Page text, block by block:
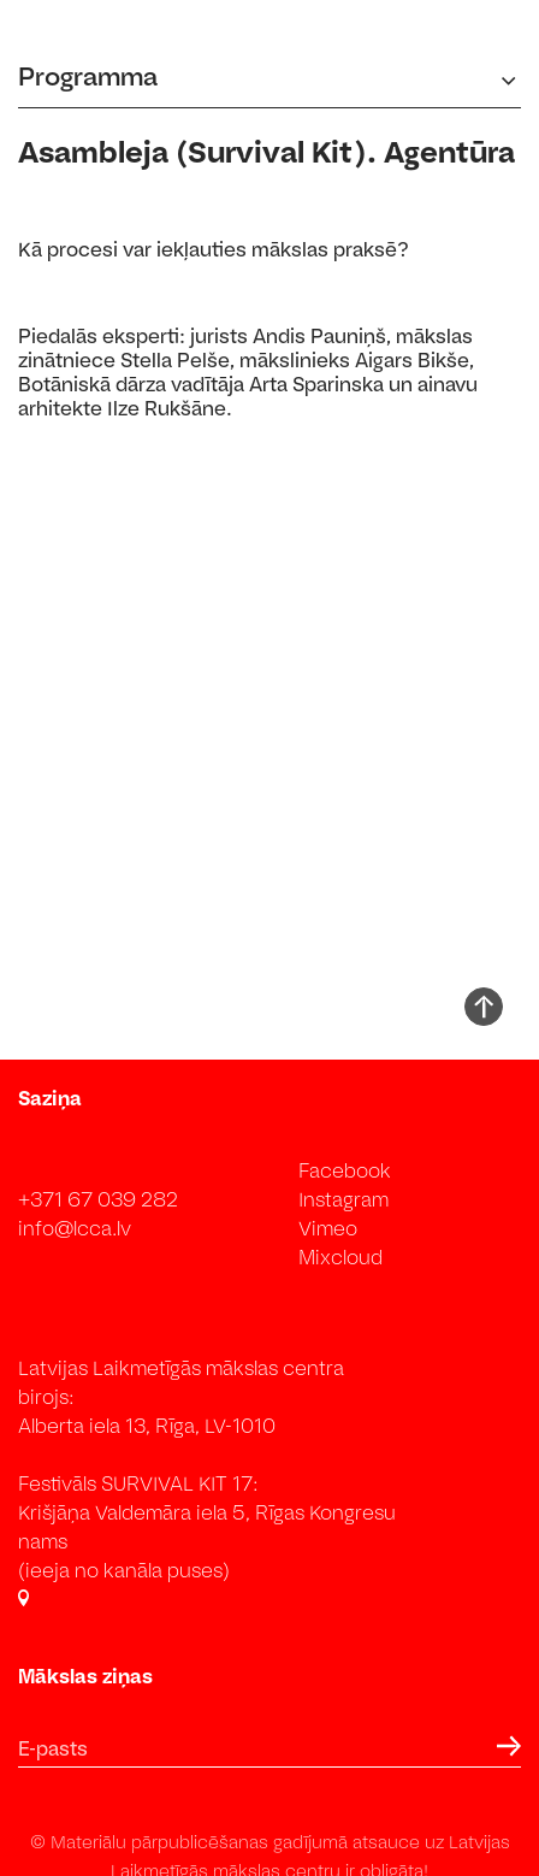
Programma
Asambleja (Survival Kit). Agentūra
Kā procesi var iekļauties mākslas praksē?
Piedalās eksperti: jurists Andis Pauniņš, mākslas
zinātniece Stella Pelše, mākslinieks Aigars Bikše,
Botāniskā dārza vadītāja Arta Sparinska un ainavu
arhitekte Ilze Rukšāne.
Saziņa
+371 67 039 282
info@lcca.lv
Facebook
Instagram
Vimeo
Mixcloud
Latvijas Laikmetīgās mākslas centra
birojs:
Alberta iela 13, Rīga, LV-1010
Festivāls SURVIVAL KIT 17:
Krišjāņa Valdemāra iela 5, Rīgas Kongresu
nams
(ieeja no kanāla puses)
Mākslas ziņas
© Materiālu pārpublicēšanas gadījumā atsauce uz Latvijas
Laikmetīgās mākslas centru ir obligāta!